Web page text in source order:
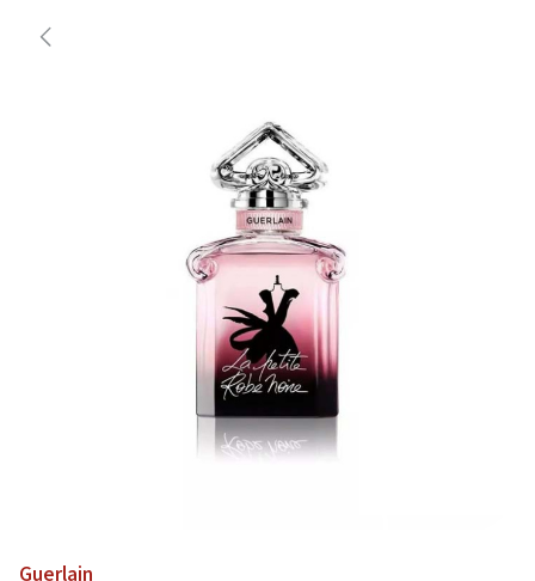
Guerlain